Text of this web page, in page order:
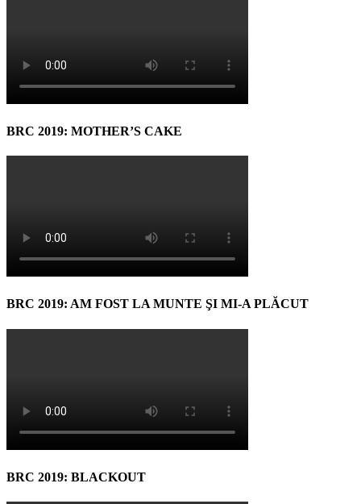
BRC 2019: MOTHER’S CAKE
BRC 2019: AM FOST LA MUNTE ŞI MI-A PLĂCUT
BRC 2019: BLACKOUT